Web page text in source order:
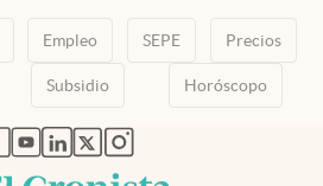
Empleo SEPE Precios
Subsidio Horóscopo
abre en nueva pestaña
abre en nueva pestaña
abre en nueva pestaña
abre en nueva pestaña
abre en nueva pestaña